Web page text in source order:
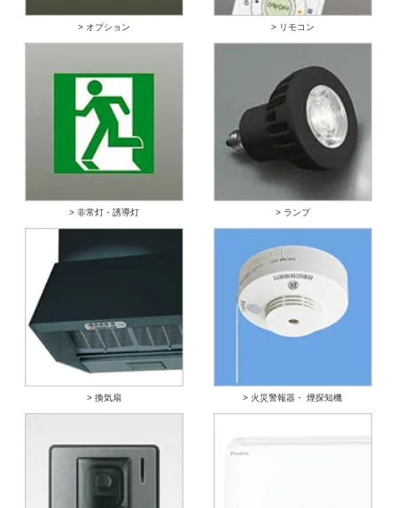
> オプション > リモコン
> 非常灯・誘導灯 > ランプ
> 換気扇 > 火災警報器・ 煙探知機